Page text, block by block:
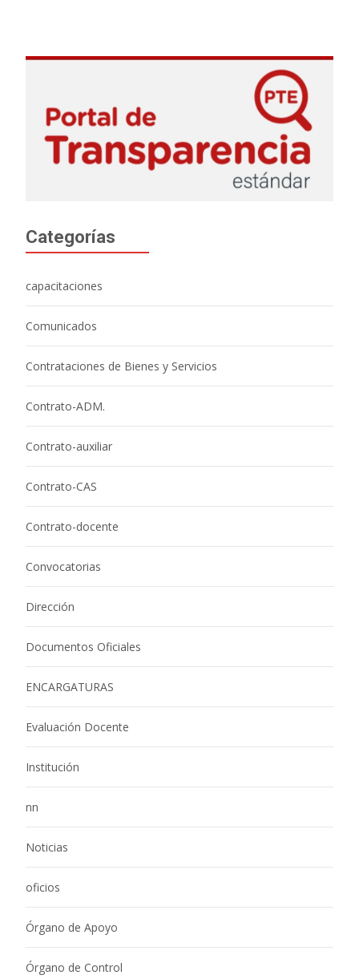
Categorías
capacitaciones
Comunicados
Contrataciones de Bienes y Servicios
Contrato-ADM.
Contrato-auxiliar
Contrato-CAS
Contrato-docente
Convocatorias
Dirección
Documentos Oficiales
ENCARGATURAS
Evaluación Docente
Institución
nn
Noticias
oficios
Órgano de Apoyo
Órgano de Control